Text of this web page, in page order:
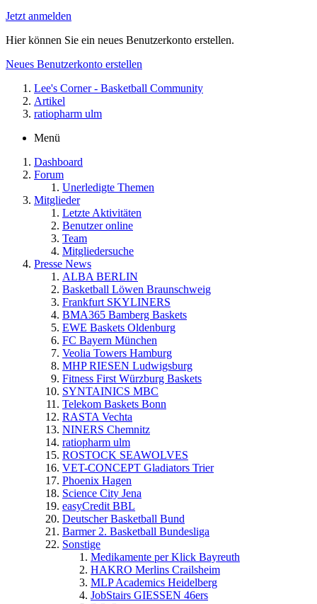
Jetzt anmelden
Hier können Sie ein neues Benutzerkonto erstellen.
Neues Benutzerkonto erstellen
Lee's Corner - Basketball Community
Artikel
ratiopharm ulm
Menü
Dashboard
Forum
Unerledigte Themen
Mitglieder
Letzte Aktivitäten
Benutzer online
Team
Mitgliedersuche
Presse News
ALBA BERLIN
Basketball Löwen Braunschweig
Frankfurt SKYLINERS
BMA365 Bamberg Baskets
EWE Baskets Oldenburg
FC Bayern München
Veolia Towers Hamburg
MHP RIESEN Ludwigsburg
Fitness First Würzburg Baskets
SYNTAINICS MBC
Telekom Baskets Bonn
RASTA Vechta
NINERS Chemnitz
ratiopharm ulm
ROSTOCK SEAWOLVES
VET-CONCEPT Gladiators Trier
Phoenix Hagen
Science City Jena
easyCredit BBL
Deutscher Basketball Bund
Barmer 2. Basketball Bundesliga
Sonstige
Medikamente per Klick Bayreuth
HAKRO Merlins Crailsheim
MLP Academics Heidelberg
JobStairs GIESSEN 46ers